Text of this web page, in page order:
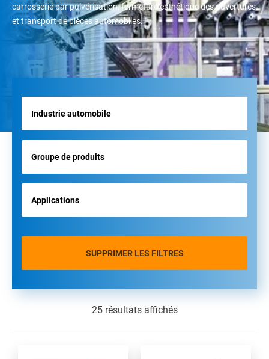
carrosserie par pulvérisation, fermeture esthétique des ouvertures
et transport de pièces automobiles.
SUPPRIMER LES FILTRES
25 résultats affichés